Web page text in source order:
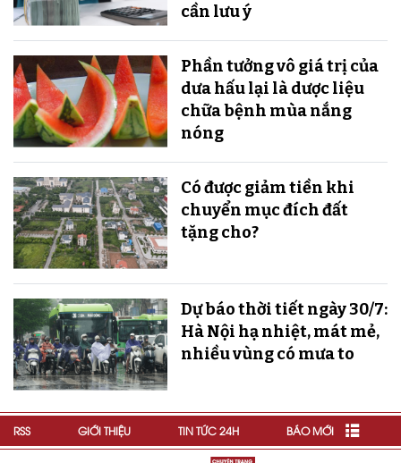
cần lưu ý
Phần tưởng vô giá trị của
dưa hấu lại là dược liệu
chữa bệnh mùa nắng
nóng
Có được giảm tiền khi
chuyển mục đích đất
tặng cho?
Dự báo thời tiết ngày 30/7:
Hà Nội hạ nhiệt, mát mẻ,
nhiều vùng có mưa to
RSS GIỚI THIỆU TIN TỨC 24H BÁO MỚI